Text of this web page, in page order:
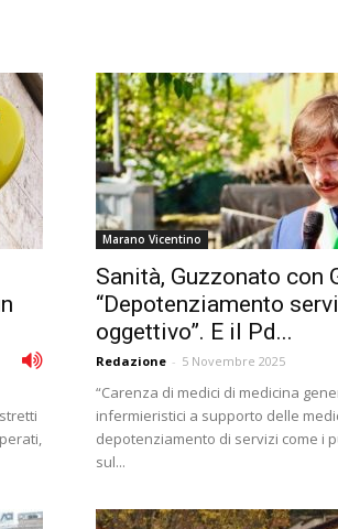
Marano Vicentino
Sanità, Guzzonato con
“Depotenziamento
oggettivo”. E il Pd...
Redazione - 5 Novembre 2025
“Carenza di medici di medicina
infermieristici a supporto delle
depotenziamento di servizi come i
sul...